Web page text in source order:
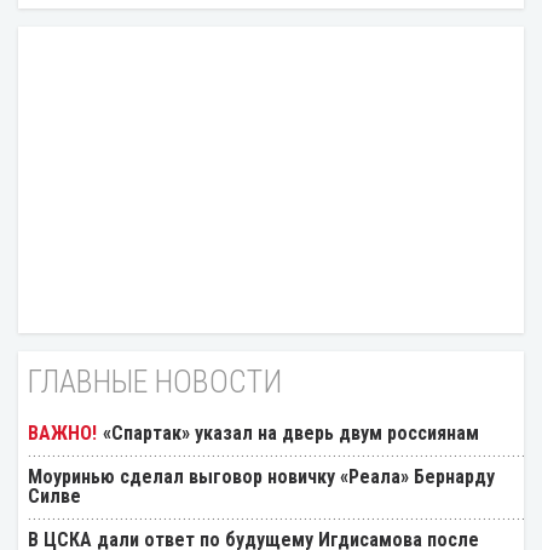
ГЛАВНЫЕ НОВОСТИ
«Спартак» указал на дверь двум россиянам
Моуринью сделал выговор новичку «Реала» Бернарду
Силве
В ЦСКА дали ответ по будущему Игдисамова после